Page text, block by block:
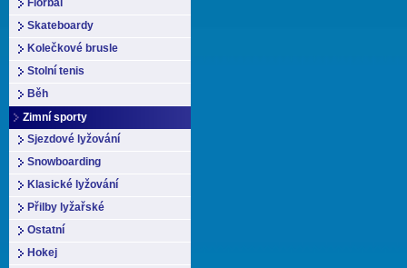
Florbal
Skateboardy
Kolečkové brusle
Stolní tenis
Běh
Zimní sporty
Sjezdové lyžování
Snowboarding
Klasické lyžování
Přilby lyžařské
Ostatní
Hokej